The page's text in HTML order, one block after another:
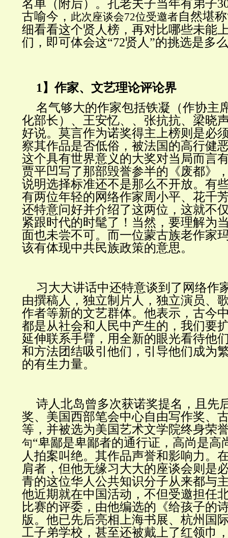
名单（附后）。孔老夫子当年有弟子
古喻今， 此次座谈会72位受邀者自然堪
细看看这个贤人榜，再对比哪些未能
们，即可体会这“72贤人”的挑选是多
1】作家、文艺理论评论界
名气够大的作家包括铁凝（作协主
化部长）、王安忆、、张抗抗、梁晓
好说。莫言作为诺奖得主上榜则是必
察其作品是否低俗，被法国的高行健
这个具有世界意义的大奖对当局而言
贾平凹写了那部毁誉参半的《废都》
说明选择标准还不是那么不开放。有
有两位年轻的网络作家周小平、花千
还特意问好并介绍了这两位，这就不
紧跟时代的时髦了！当然，要理解为
面也未尝不可。而一位蒙古族老作家
该有体现中共民族政策的意思。
习大大讲话中还特意谈到了网络作
由撰稿人，独立制片人，独立演员、
作者等新的文艺群体。他表示，古今
都是从社会和人民中产生的，我们要
延伸联系手臂，用全新的眼光看待他
和方法团结吸引他们，引导他们成为
的有生力量。
诗人北岛曾多次获诺奖提名，且先
奖、美国西部笔会中心自由写作奖、
等，并被选为美国艺术文学院终身荣
句“卑鄙是卑鄙者的通行证，高尚是高
人拍案叫绝。其作品声誉和影响力。
肩者，但他无缘习大大的座谈会则是
青的这位华人公共知识分子从来都与
他近期就在中国活动，不但受邀担任
比赛的评委，由他编选的《给孩子的
版。他已先后亮相上海书展、杭州国
工子弟学校，甚至还被戴上了红领巾